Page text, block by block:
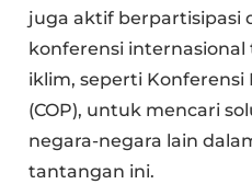
juga aktif berpartisipasi
konferensi
iklim, seperti
(COP), untuk mencari
negara-negara lain
tantangan ini.